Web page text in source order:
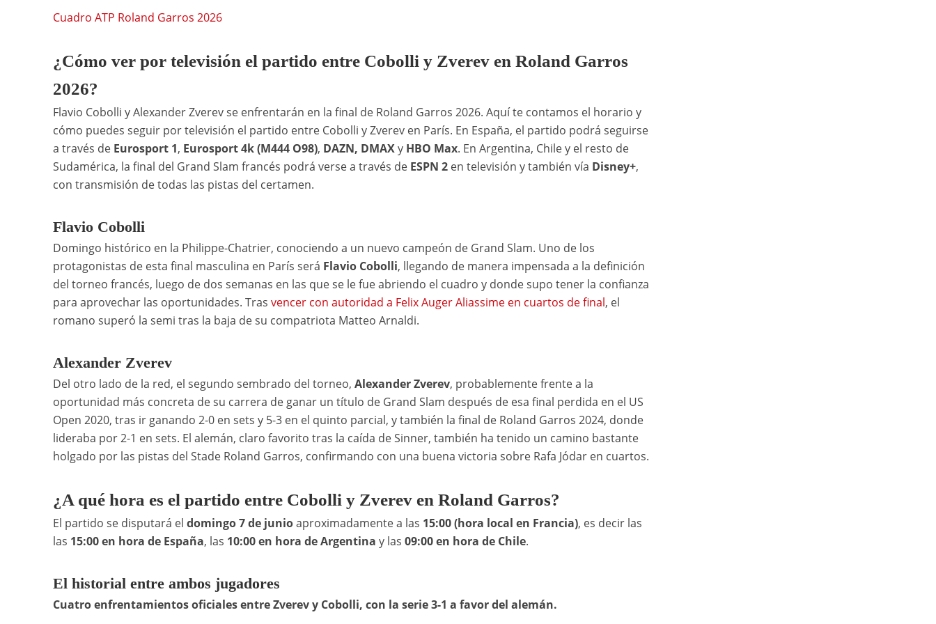
Cuadro ATP Roland Garros 2026
¿Cómo ver por televisión el partido entre Cobolli y Zverev en Roland Garros
2026?
Flavio Cobolli y Alexander Zverev se enfrentarán en la final de Roland Garros 2026. Aquí te contamos el horario y
cómo puedes seguir por televisión el partido entre Cobolli y Zverev en París. En España, el partido podrá seguirse
a través de Eurosport 1, Eurosport 4k (M444 O98), DAZN, DMAXy HBO Max. En Argentina, Chile y el resto de
Sudamérica, la final del Grand Slam francés podrá verse a través de ESPN 2en televisión y también vía Disney+,
con transmisión de todas las pistas del certamen.
Flavio Cobolli
Domingo histórico en la Philippe-Chatrier, conociendo a un nuevo campeón de Grand Slam. Uno de los
protagonistas de esta final masculina en París será Flavio Cobolli, llegando de manera impensada a la definición
del torneo francés, luego de dos semanas en las que se le fue abriendo el cuadro y donde supo tener la confianza
para aprovechar las oportunidades. Tras vencer con autoridad a Felix Auger Aliassime en cuartos de final, el
romano superó la semi tras la baja de su compatriota Matteo Arnaldi.
Alexander Zverev
Del otro lado de la red, el segundo sembrado del torneo, Alexander Zverev, probablemente frente a la
oportunidad más concreta de su carrera de ganar un título de Grand Slam después de esa final perdida en el US
Open 2020, tras ir ganando 2-0 en sets y 5-3 en el quinto parcial, y también la final de Roland Garros 2024, donde
lideraba por 2-1 en sets. El alemán, claro favorito tras la caída de Sinner, también ha tenido un camino bastante
holgado por las pistas del Stade Roland Garros, confirmando con una buena victoria sobre Rafa Jódar en cuartos.
¿A qué hora es el partido entre Cobolli y Zverev en Roland Garros?
El partido se disputará el domingo 7 de junioaproximadamente a las 15:00 (hora local en Francia), es decir las
las 15:00 en hora de España, las 10:00 en hora de Argentina y las 09:00 en hora de Chile.
El historial entre ambos jugadores
Cuatro enfrentamientos oficiales entre Zverev y Cobolli, con la serie 3-1 a favor del alemán.